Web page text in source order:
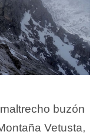
buzón
Vetusta,